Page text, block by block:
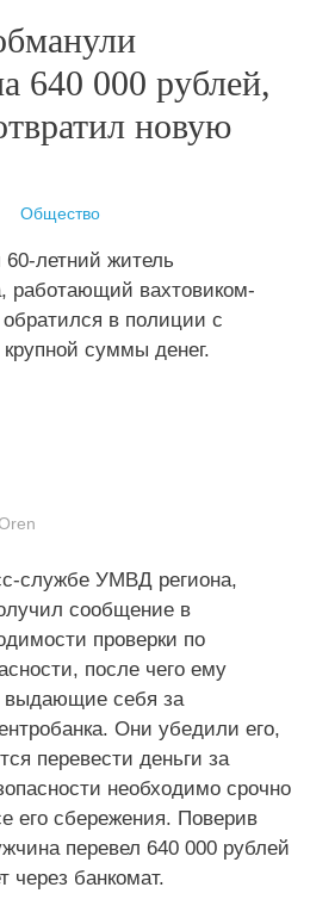
640 000 рублей,
новую
Общество
летний житель
работающий вахтовиком-
в полиции с
суммы денег.
службе УМВД региона,
сообщение в
проверки по
после чего ему
выдающие себя за
Они убедили его,
перевести деньги за
необходимо срочно
его сбережения. Поверив
перевел 640 000 рублей
через банкомат.